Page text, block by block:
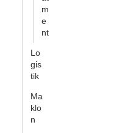
m
e
nt
Lo
gis
tik
Ma
klo
n